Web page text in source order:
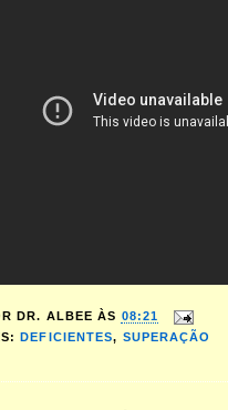
DR. ALBEE ÀS 08:21
DEFICIENTES, SUPERAÇÃO